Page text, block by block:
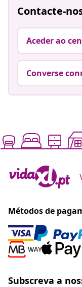
Contacte-
Aceder ao
Converse
Métodos de
Subscreva a